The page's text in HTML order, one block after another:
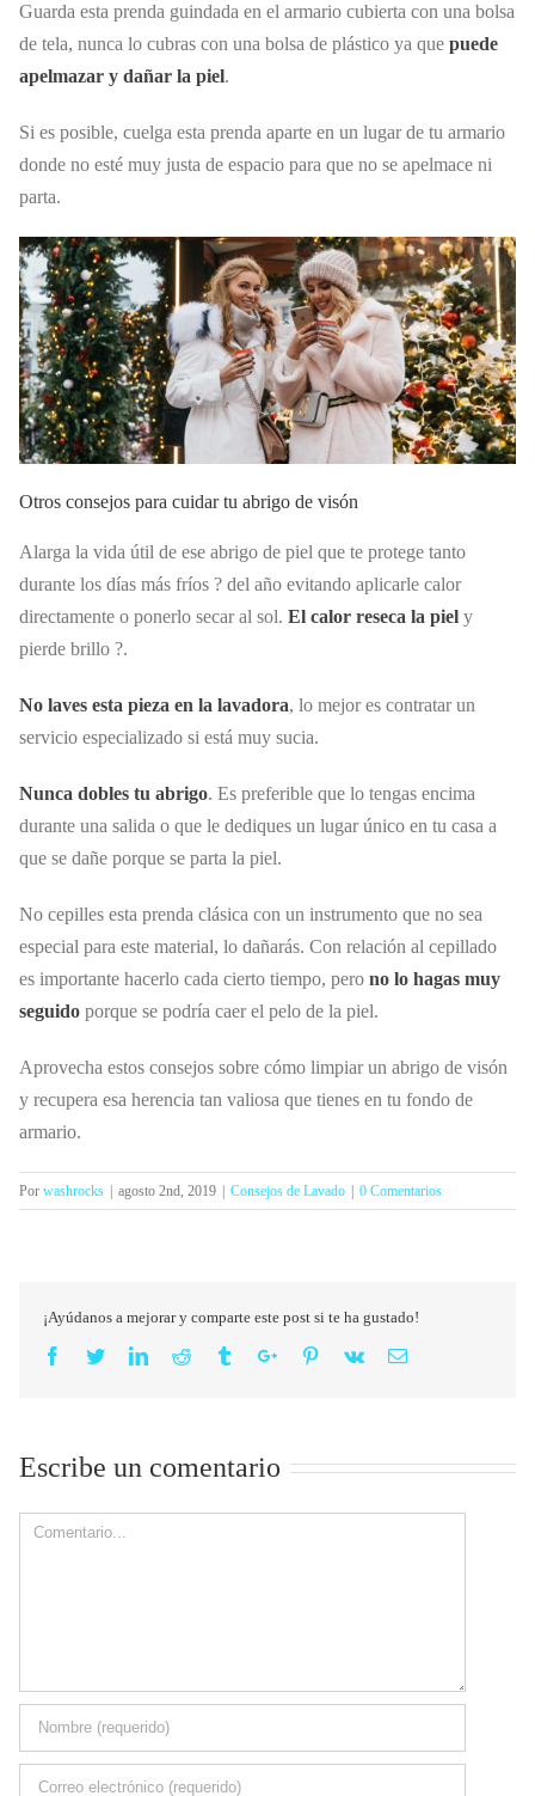
Guarda esta prenda guindada en el armario cubierta con una bolsa
de tela, nunca lo cubras con una bolsa de plástico ya que puede
apelmazar y dañar la piel.
Si es posible, cuelga esta prenda aparte en un lugar de tu armario
donde no esté muy justa de espacio para que no se apelmace ni
parta.
Otros consejos para cuidar tu abrigo de visón
Alarga la vida útil de ese abrigo de piel que te protege tanto
durante los días más fríos ? del año evitando aplicarle calor
directamente o ponerlo secar al sol. El calor reseca la piel y
pierde brillo ?.
No laves esta pieza en la lavadora, lo mejor es contratar un
servicio especializado si está muy sucia.
Nunca dobles tu abrigo. Es preferible que lo tengas encima
durante una salida o que le dediques un lugar único en tu casa a
que se dañe porque se parta la piel.
No cepilles esta prenda clásica con un instrumento que no sea
especial para este material, lo dañarás. Con relación al cepillado
es importante hacerlo cada cierto tiempo, pero no lo hagas muy
seguido porque se podría caer el pelo de la piel.
Aprovecha estos consejos sobre cómo limpiar un abrigo de visón
y recupera esa herencia tan valiosa que tienes en tu fondo de
armario.
Por washrocks | agosto 2nd, 2019 | Consejos de Lavado | 0 Comentarios
¡Ayúdanos a mejorar y comparte este post si te ha gustado!
Facebook
TwitterLinkedinReddit TumblrGoogle+Pinterest
Vk Email
Escribe un comentario
Comment